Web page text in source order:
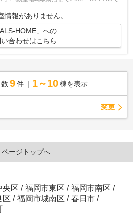
情報がありません。
HOME」への
い合わせはこちら
数 9 件 1～10 棟を表示
変更
ページトップへ
央区 / 福岡市東区 / 福岡市南区 /
区 / 福岡市城南区 / 春日市 /